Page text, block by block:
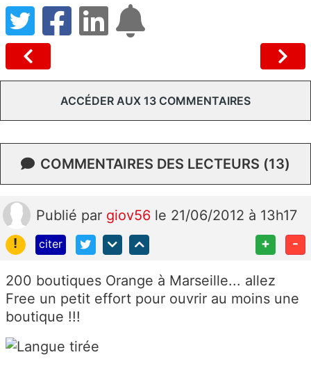
ACCÉDER AUX 13 COMMENTAIRES
COMMENTAIRES DES LECTEURS (13)
Publié par giov56 le 21/06/2012 à 13h17
!
citer + -
200 boutiques Orange à Marseille... allez
Free un petit effort pour ouvrir au moins une
boutique !!!